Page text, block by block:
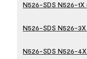
N526-SDS N526-1X
N526-SDS N526-3X
N526-SDS N526-4X